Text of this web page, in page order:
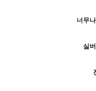
너무
실